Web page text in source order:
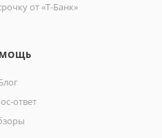
от «Т-Банк»
ответ